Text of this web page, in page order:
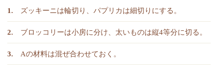
ズッキーニは輪切り、パプリカは細切りにする。
ブロッコリーは小房に分け、太いものは縦4等分に切る。
Aの材料は混ぜ合わせておく。